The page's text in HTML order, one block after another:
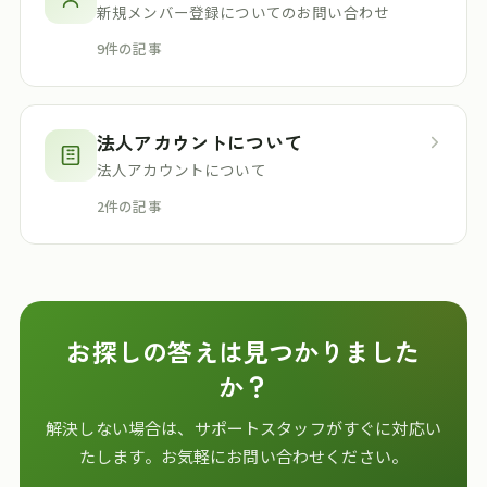
新規メンバー登録についてのお問い合わせ
9件の記事
法人アカウントについて
法人アカウントについて
2件の記事
お探しの答えは見つかりました
か？
解決しない場合は、サポートスタッフがすぐに対応い
たします。お気軽にお問い合わせください。